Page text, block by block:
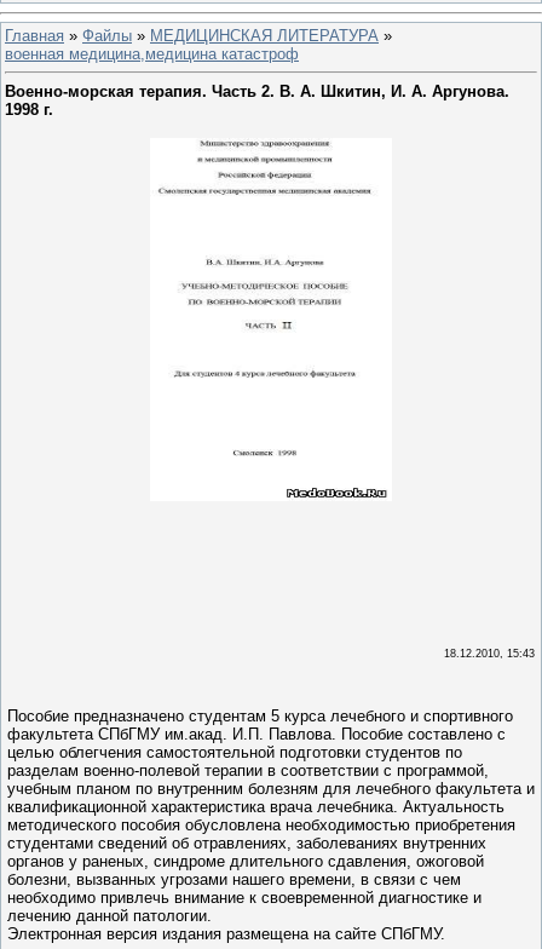
Главная » Файлы » МЕДИЦИНСКАЯ ЛИТЕРАТУРА »
военная медицина,медицина катастроф
Военно-морская терапия. Часть 2. В. А. Шкитин, И. А. Аргунова.
1998 г.
18.12.2010, 15:43
Пособие предназначено студентам 5 курса лечебного и спортивного
факультета СПбГМУ им.акад. И.П. Павлова. Пособие составлено с
целью облегчения самостоятельной подготовки студентов по
разделам военно-полевой терапии в соответствии с программой,
учебным планом по внутренним болезням для лечебного факультета и
квалификационной характеристика врача лечебника. Актуальность
методического пособия обусловлена необходимостью приобретения
студентами сведений об отравлениях, заболеваниях внутренних
органов у раненых, синдроме длительного сдавления, ожоговой
болезни, вызванных угрозами нашего времени, в связи с чем
необходимо привлечь внимание к своевременной диагностике и
лечению данной патологии.
Электронная версия издания размещена на сайте СПбГМУ.